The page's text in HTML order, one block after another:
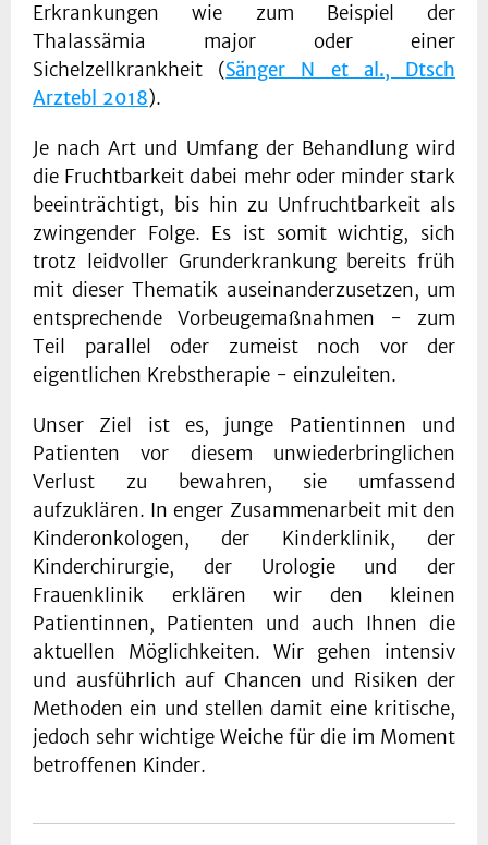
Erkrankungen wie zum Beispiel der
Thalassämia major oder einer
Sichelzellkrankheit (Sänger N et al., Dtsch
Arztebl 2018).
Je nach Art und Umfang der Behandlung wird
die Fruchtbarkeit dabei mehr oder minder stark
beeinträchtigt, bis hin zu Unfruchtbarkeit als
zwingender Folge. Es ist somit wichtig, sich
trotz leidvoller Grunderkrankung bereits früh
mit dieser Thematik auseinanderzusetzen, um
entsprechende Vorbeugemaßnahmen - zum
Teil parallel oder zumeist noch vor der
eigentlichen Krebstherapie - einzuleiten.
Unser Ziel ist es, junge Patientinnen und
Patienten vor diesem unwiederbringlichen
Verlust zu bewahren, sie umfassend
aufzuklären. In enger Zusammenarbeit mit den
Kinderonkologen, der Kinderklinik, der
Kinderchirurgie, der Urologie und der
Frauenklinik erklären wir den kleinen
Patientinnen, Patienten und auch Ihnen die
aktuellen Möglichkeiten. Wir gehen intensiv
und ausführlich auf Chancen und Risiken der
Methoden ein und stellen damit eine kritische,
jedoch sehr wichtige Weiche für die im Moment
betroffenen Kinder.